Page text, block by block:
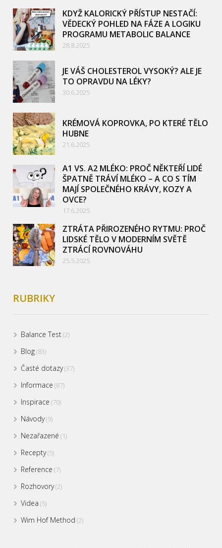
KDYŽ KALORICKÝ PŘÍSTUP NESTAČÍ:
VĚDECKÝ POHLED NA FÁZE A LOGIKU
PROGRAMU METABOLIC BALANCE
28.8.2025
JE VÁŠ CHOLESTEROL VYSOKÝ? ALE JE
TO OPRAVDU NA LÉKY?
30.6.2025
KRÉMOVÁ KOPROVKA, PO KTERÉ TĚLO
HUBNE
21.6.2025
A1 VS. A2 MLÉKO: PROČ NĚKTEŘÍ LIDÉ
ŠPATNĚ TRÁVÍ MLÉKO – A CO S TÍM
MAJÍ SPOLEČNÉHO KRÁVY, KOZY A
OVCE?
17.6.2025
ZTRÁTA PŘIROZENÉHO RYTMU: PROČ
LIDSKÉ TĚLO V MODERNÍM SVĚTĚ
ZTRÁCÍ ROVNOVÁHU
25.5.2025
RUBRIKY
Balance Test(2)
Blog(83)
Časté dotazy(37)
Informace (87)
Inspirace (70)
Návody(9)
Nezařazené (1)
Recepty(5)
Reference (7)
Rozhovory(2)
Videa (5)
Wim Hof Method (2)